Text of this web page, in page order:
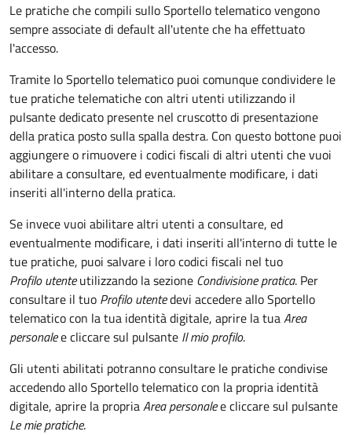
Le pratiche che compili sullo Sportello telematico vengono
sempre associate di default all'utente che ha effettuato
l'accesso.
Tramite lo Sportello telematico puoi comunque condividere le
tue pratiche telematiche con altri utenti utilizzando il
pulsante dedicato presente nel cruscotto di presentazione
della pratica posto sulla spalla destra. Con questo bottone puoi
aggiungere o rimuovere i codici fiscali di altri utenti che vuoi
abilitare a consultare, ed eventualmente modificare, i dati
inseriti all'interno della pratica.
Se invece vuoi abilitare altri utenti a consultare, ed
eventualmente modificare, i dati inseriti all'interno di tutte le
tue pratiche, puoi salvare i loro codici fiscali nel tuo
Profilo utenteutilizzando la sezione Condivisione pratica. Per
consultare il tuo Profilo utentedevi accedere allo Sportello
telematico con la tua identità digitale, aprire la tuaArea
personalee cliccare sul pulsante Il mio profilo.
Gli utenti abilitati potranno consultare le pratiche condivise
accedendo allo Sportello telematico con la propria identità
digitale, aprire la propriaArea personalee cliccare sul pulsante
Le mie pratiche.